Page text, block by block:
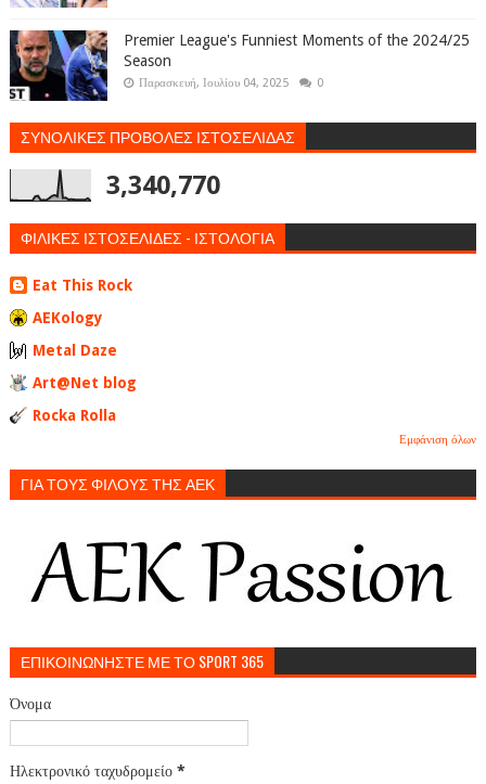
Premier League's Funniest Moments of the 2024/25
Season
Παρασκευή, Ιουλίου 04, 2025 0
ΣΥΝΟΛΙΚΕΣ ΠΡΟΒΟΛΕΣ ΙΣΤΟΣΕΛΙΔΑΣ
3,340,770
ΦΙΛΙΚΕΣ ΙΣΤΟΣΕΛΙΔΕΣ - ΙΣΤΟΛΟΓΙΑ
Eat This Rock
AEKology
Metal Daze
Art@Net blog
Rocka Rolla
Εμφάνιση όλων
ΓΙΑ ΤΟΥΣ ΦΙΛΟΥΣ ΤΗΣ ΑΕΚ
ΕΠΙΚΟΙΝΩΝΗΣΤΕ ΜΕ ΤΟ SPORT 365
Όνομα
Ηλεκτρονικό ταχυδρομείο *